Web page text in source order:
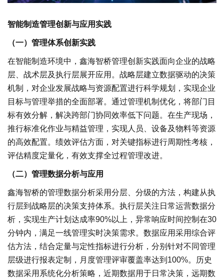
智能制造管理创新与应用实践
（一）管理体系创新实践
在智能制造环境中，鑫海智桥管理创新实践面向企业的战略
层、战术层及执行层展开应用。战略层建立数据驱动的决策
机制，对企业发展战略与资源配置进行科学规划，实现企业
目标与管理举措的全面部署。通过管理机制优化，将部门目
标有效分解，解决跨部门协同效率低下问题。在生产现场，
推行标准化作业与精益管理，实现人员、设备及物料等资源
的高效配置。绩效评估方面，对关键指标进行周期性考核，
评估精度定量化，有效支撑全过程管理改进。
（二）管理数据分析与应用
鑫海智桥的管理数据分析采用分层、分级的方法，构建从执
行层到战略层的决策支持体系。执行层关注日常运营数据分
析，实现生产计划达成率90%以上，异常响应时间控制在30
分钟内，满足一线管理实时决策需求。数据应用采用综合评
估方法，结合定量与定性指标进行分析，分别针对不同管理
层级进行报表定制，月度管理评审覆盖率达到100%。历史
数据采用系统化分析策略，近期数据用于日常决策，远期数